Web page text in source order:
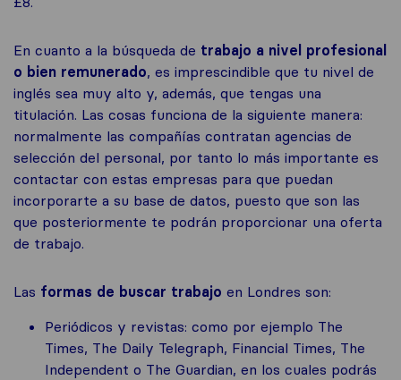
En cuanto a la búsqueda de trabajo a nivel profesional
o bien remunerado, es imprescindible que tu nivel de
inglés sea muy alto y, además, que tengas una
titulación. Las cosas funciona de la siguiente manera:
normalmente las compañías contratan agencias de
selección del personal, por tanto lo más importante es
contactar con estas empresas para que puedan
incorporarte a su base de datos, puesto que son las
que posteriormente te podrán proporcionar una oferta
de trabajo.
Las formas de buscar trabajo en Londres son:
Periódicos y revistas: como por ejemplo The
Times, The Daily Telegraph, Financial Times, The
Independent o The Guardian, en los cuales podrás